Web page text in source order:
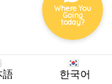
語 한국어
Where You
Going
today?